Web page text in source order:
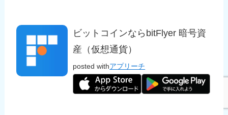
ビットコインならbitFlyer 暗号資
産（仮想通貨）
posted withアプリーチ